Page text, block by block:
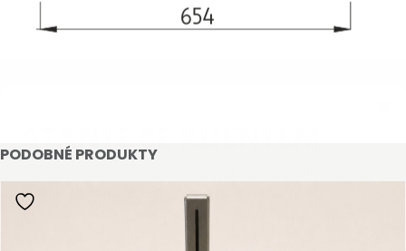
PODOBNÉ PRODUKTY
STAŇTE SE KLIENTEM
je jednoduché, stačí podnikat a mít platné IČO.
Kromě snadnějšího procesu objednávek můžete
získat slevy až do výše 25 % v závislosti na velikosti